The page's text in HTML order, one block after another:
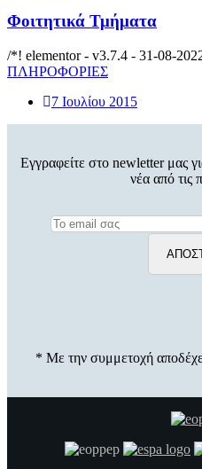
Φοιτητικά Τμήματα
/*! elementor - v3.7.4 - 31-08-
ΠΛΗΡΟΦΟΡΙΕΣ
7 Ιουλίου 2015
Εγγραφείτε στο newletter μας
νέα από τις
* Με την συμμετοχή